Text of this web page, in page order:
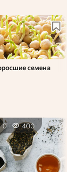
семена
0 400